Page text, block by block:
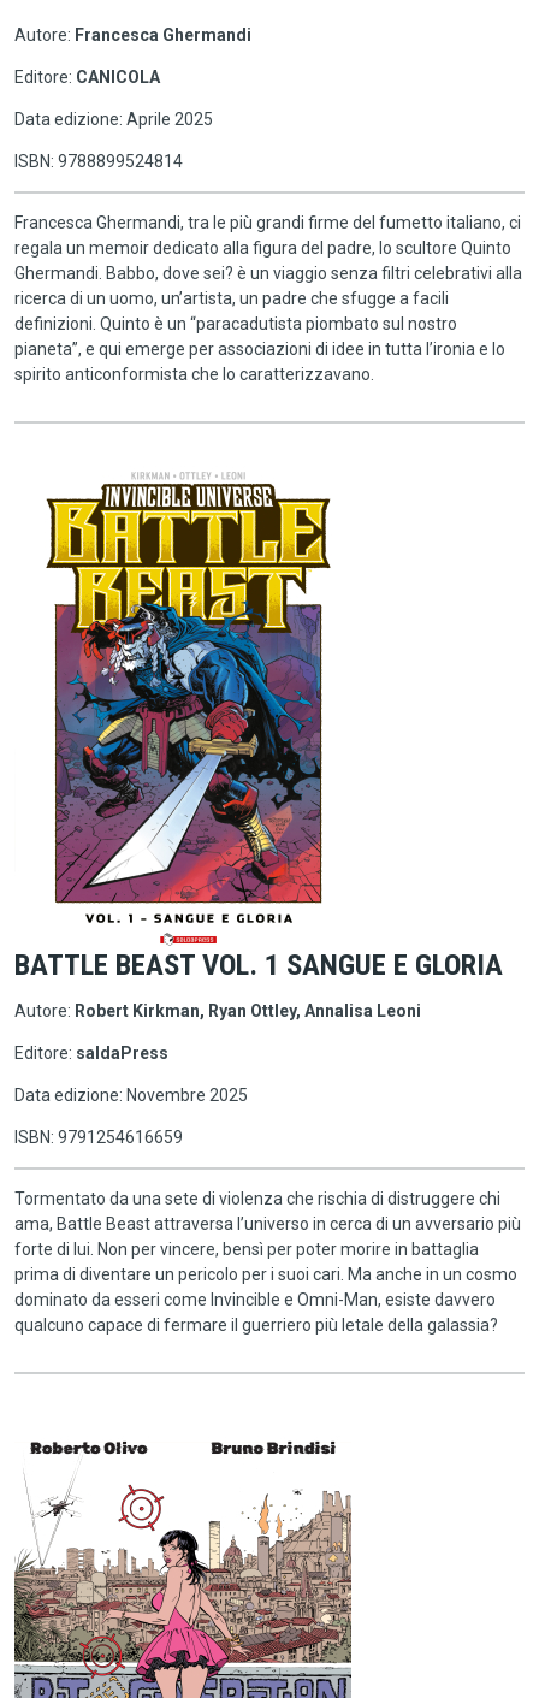
Autore: Francesca Ghermandi
Editore: CANICOLA
Data edizione: Aprile 2025
ISBN: 9788899524814
Francesca Ghermandi, tra le più grandi firme del fumetto italiano, ci
regala un memoir dedicato alla figura del padre, lo scultore Quinto
Ghermandi. Babbo, dove sei? è un viaggio senza filtri celebrativi alla
ricerca di un uomo, un’artista, un padre che sfugge a facili
definizioni. Quinto è un “paracadutista piombato sul nostro
pianeta”, e qui emerge per associazioni di idee in tutta l’ironia e lo
spirito anticonformista che lo caratterizzavano.
BATTLE BEAST VOL. 1 SANGUE E GLORIA
Autore: Robert Kirkman, Ryan Ottley, Annalisa Leoni
Editore: saldaPress
Data edizione: Novembre 2025
ISBN: 9791254616659
Tormentato da una sete di violenza che rischia di distruggere chi
ama, Battle Beast attraversa l’universo in cerca di un avversario più
forte di lui. Non per vincere, bensì per poter morire in battaglia
prima di diventare un pericolo per i suoi cari. Ma anche in un cosmo
dominato da esseri come Invincible e Omni-Man, esiste davvero
qualcuno capace di fermare il guerriero più letale della galassia?